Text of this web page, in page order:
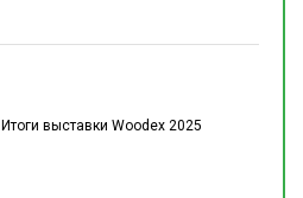
Итоги выставки Woodex 2025